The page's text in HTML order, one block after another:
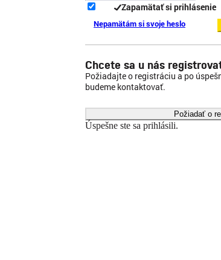
Zapamätať si prihlásenie
Nepamätám si svoje heslo
Chcete sa u nás
Požiadajte o registráciu a po
budeme kontaktovať.
Požiadať o
Úspešne ste sa prihlásili.